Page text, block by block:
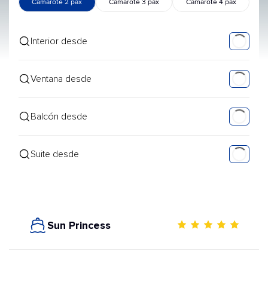
Camarote 2 pax Camarote 3 pax Camarote 4 pax
Interior desde
Ventana desde
Balcón desde
Suite desde
Sun Princess